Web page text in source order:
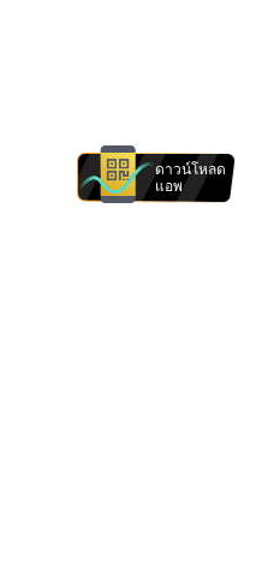
ดาวน์โหลด
แอพ